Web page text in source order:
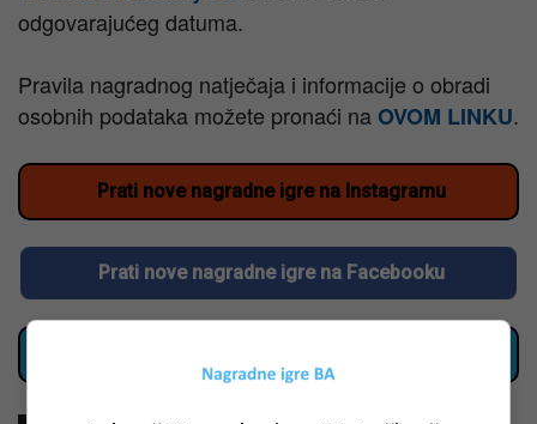
odgovarajućeg datuma.
Pravila nagradnog natječaja i informacije o obradi
osobnih podataka možete pronaći naOVOM LINKU.
Prati nove nagradne igre na Instagramu
Prati nove nagradne igre na Facebooku